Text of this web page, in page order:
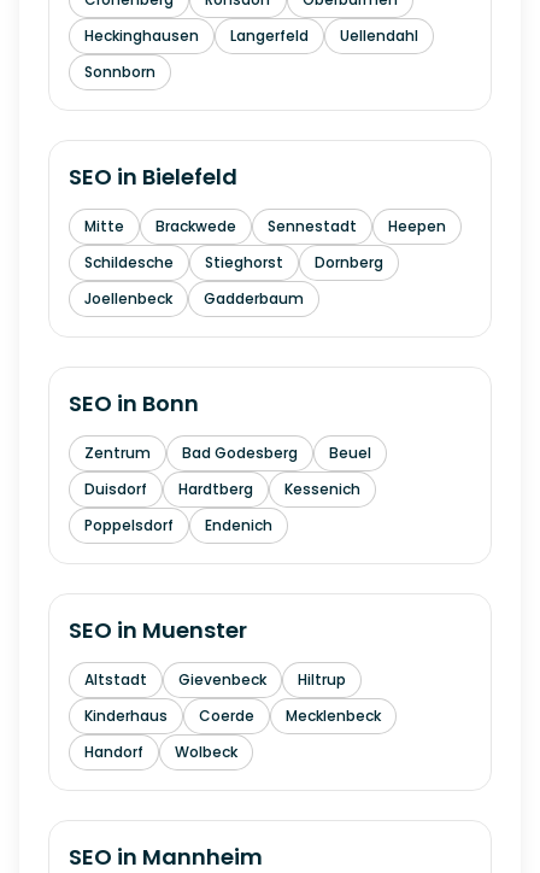
Heckinghausen
Langerfeld
Uellendahl
Sonnborn
SEO in Bielefeld
Mitte Brackwede Sennestadt
Heepen
Schildesche
Stieghorst
Dornberg
Joellenbeck
Gadderbaum
SEO in Bonn
Zentrum Bad Godesberg
Beuel
Duisdorf
Hardtberg
Kessenich
Poppelsdorf
Endenich
SEO in Muenster
Altstadt Gievenbeck
Hiltrup
Kinderhaus
Coerde
Mecklenbeck
Handorf
Wolbeck
SEO in Mannheim